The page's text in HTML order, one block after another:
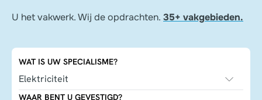
U het vakwerk. Wij de opdrachten. 35+ vakgebieden.
WAT IS UW SPECIALISME?
WAAR BENT U GEVESTIGD?